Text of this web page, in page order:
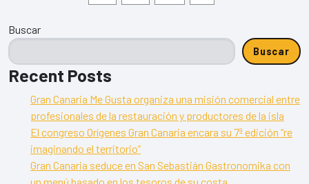
Buscar
Buscar
Recent Posts
Gran Canaria Me Gusta organiza una misión comercial entre
profesionales de la restauración y productores de la isla
El congreso Orígenes Gran Canaria encara su 7ª edición “re
imaginando el territorio”
Gran Canaria seduce en San Sebastián Gastronomika con